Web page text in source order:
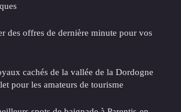
des offres de dernière minute pour vos
cachés de la vallée de la Dordogne
pour les amateurs de tourisme